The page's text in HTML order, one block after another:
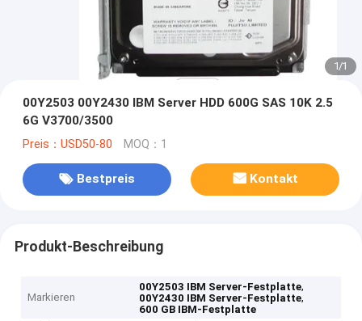
1/1
00Y2503 00Y2430 IBM Server HDD 600G SAS 10K 2.5
6G V3700/3500
Preis：USD50-80 MOQ：1
Bestpreis Kontakt
Produkt-Beschreibung
Markieren
00Y2503 IBM Server-Festplatte,
00Y2430 IBM Server-Festplatte,
600 GB IBM-Festplatte